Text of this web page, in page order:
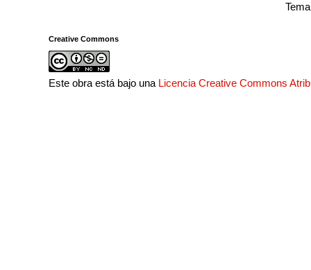
Creative Commons
Este obra está bajo una Licencia Creative Commons